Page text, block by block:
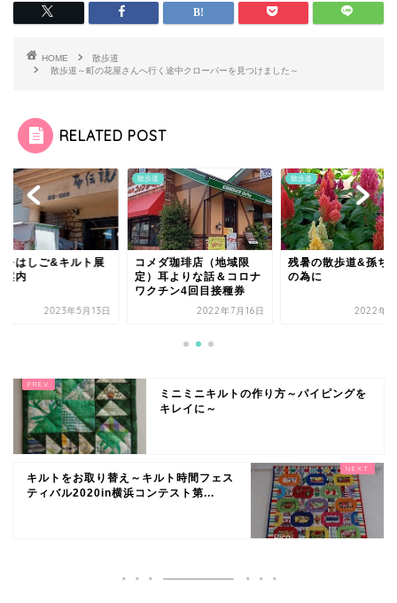
HOME
散歩道
散歩道～町の花屋さんへ行く途中クローバーを見つけました～
RELATED POST
をはしご&キルト展
案内
2023年5月13日
散歩道
コメダ珈琲店（地域限
定）耳よりな話＆コロナ
ワクチン4回目接種券
2022年7月16日
散歩道
残暑の散歩道&孫ち
の為に
2022年8
ミニミニキルトの作り方～パイピングを
キレイに～
キルトをお取り替え～キルト時間フェス
ティバル2020in横浜コンテスト第...